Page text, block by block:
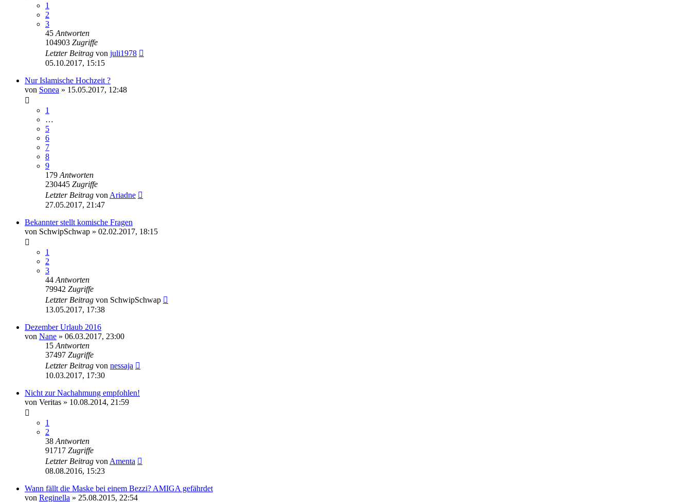
1
2
3
45 Antworten
104903 Zugriffe
Letzter Beitrag von juli1978
05.10.2017, 15:15
Nur Islamische Hochzeit ?
von Sonea » 15.05.2017, 12:48
1
…
5
6
7
8
9
179 Antworten
230445 Zugriffe
Letzter Beitrag von Ariadne
27.05.2017, 21:47
Bekannter stellt komische Fragen
von SchwipSchwap » 02.02.2017, 18:15
1
2
3
44 Antworten
79942 Zugriffe
Letzter Beitrag von SchwipSchwap
13.05.2017, 17:38
Dezember Urlaub 2016
von Nane » 06.03.2017, 23:00
15 Antworten
37497 Zugriffe
Letzter Beitrag von nessaja
10.03.2017, 17:30
Nicht zur Nachahmung empfohlen!
von Veritas » 10.08.2014, 21:59
1
2
38 Antworten
91717 Zugriffe
Letzter Beitrag von Amenta
08.08.2016, 15:23
Wann fällt die Maske bei einem Bezzi? AMIGA gefährdet
von Reginella » 25.08.2015, 22:54